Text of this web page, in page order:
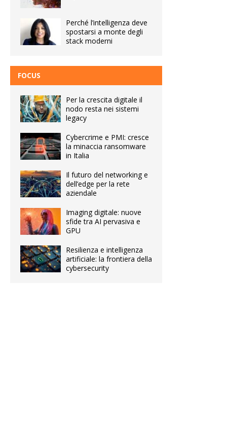
Perché l’intelligenza deve
spostarsi a monte degli
stack moderni
FOCUS
Per la crescita digitale il
nodo resta nei sistemi
legacy
Cybercrime e PMI: cresce
la minaccia ransomware
in Italia
Il futuro del networking e
dell’edge per la rete
aziendale
Imaging digitale: nuove
sfide tra AI pervasiva e
GPU
Resilienza e intelligenza
artificiale: la frontiera della
cybersecurity